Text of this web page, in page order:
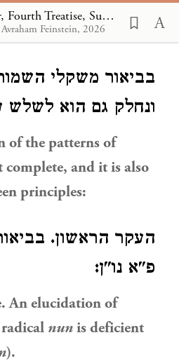
Sefer HaBachur, Fourth Treatise, Subject
Feinstein, 2026
Loading...
בביאור משקלי
ונחלק גם הוא
of the patterns of
and it is also
principles:
העקר הראשון.
פ"א נו"ן:
An elucidation of
nunis deficient
).